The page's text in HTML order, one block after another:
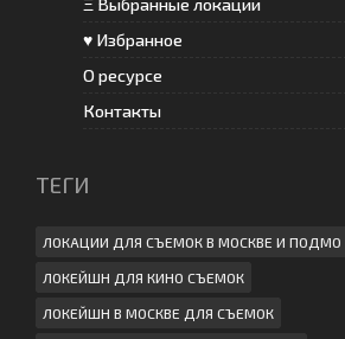
Ξ Выбранные локации
♥ Избранное
О ресурсе
Контакты
ТЕГИ
ЛОКАЦИИ ДЛЯ СЪЕМОК В МОСКВЕ И ПОДМО
ЛОКЕЙШН ДЛЯ КИНО СЪЕМОК
ЛОКЕЙШН В МОСКВЕ ДЛЯ СЪЕМОК